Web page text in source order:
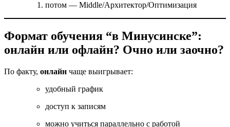
потом — Middle/Архитектор/Оптимизация
Формат обучения “в Минусинске”:
онлайн или офлайн? Очно или заочно?
По факту, онлайн чаще выигрывает:
удобный график
доступ к записям
можно учиться параллельно с работой